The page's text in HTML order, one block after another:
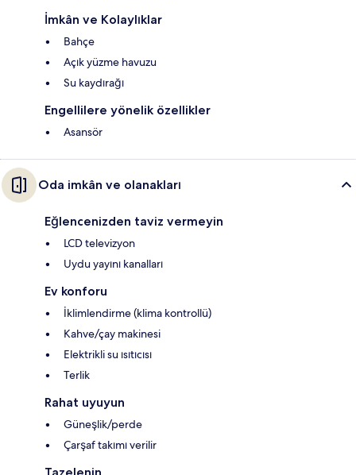
İmkân ve Kolaylıklar
Bahçe
Açık yüzme havuzu
Su kaydırağı
Engellilere yönelik özellikler
Asansör
Oda imkân ve olanakları
Eğlencenizden taviz vermeyin
LCD televizyon
Uydu yayını kanalları
Ev konforu
İklimlendirme (klima kontrollü)
Kahve/çay makinesi
Elektrikli su ısıtıcısı
Terlik
Rahat uyuyun
Güneşlik/perde
Çarşaf takımı verilir